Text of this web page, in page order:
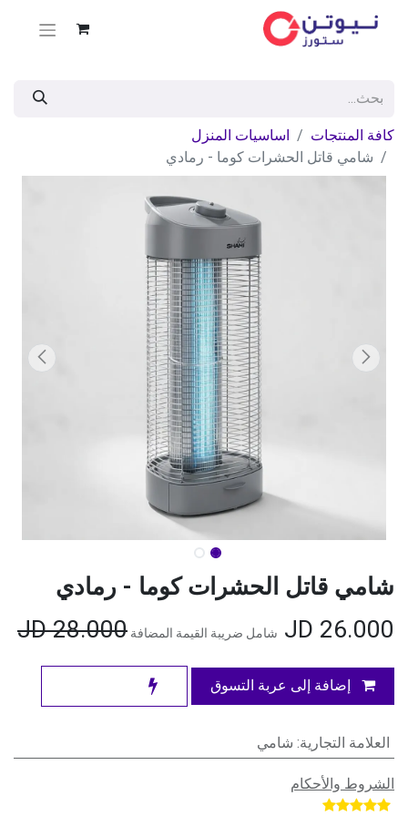
كافة المنتجات
اساسيات المنزل
شامي قاتل الحشرات كوما - رمادي
شامي قاتل الحشرات كوما - رمادي
26.000
شامل ضريبة القيمة المضافة 28.000
JD
إضافة إلى عربة التسوق
العلامة التجارية: شامي
الشروط والأحكام